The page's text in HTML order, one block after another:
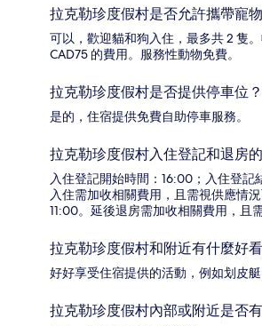
拉克勒珍度假村是否允許攜帶寵
可以，歡迎貓和狗入住，最多共 2 隻
CAD75 的費用。服務性動物免費。
拉克勒珍度假村是否提供停車位？
是的，住宿提供免費自助停車服務。
拉克勒珍度假村入住登記和退房
入住登記開始時間：16:00；入住登
入住需加收相關費用，且需視供應情
11:00。延後退房需加收相關費用，且
拉克勒珍度假村和附近有什麼好
好好享受住宿提供的活動，例如划皮
拉克勒珍度假村內部或附近是否